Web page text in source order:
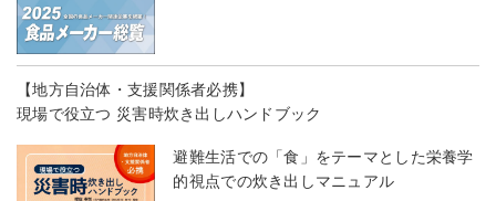
【地方自治体・支援関係者必携】
現場で役立つ 災害時炊き出しハンドブック
避難生活での「食」をテーマとした栄養学
的視点での炊き出しマニュアル